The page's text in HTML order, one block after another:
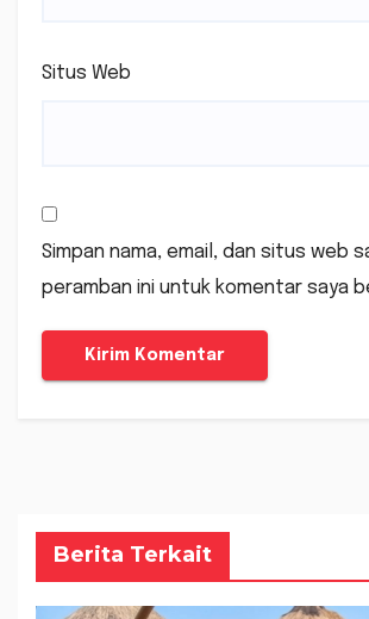
Situs Web
Simpan nama, email, dan situs web
peramban ini untuk komentar saya
Berita Terkait